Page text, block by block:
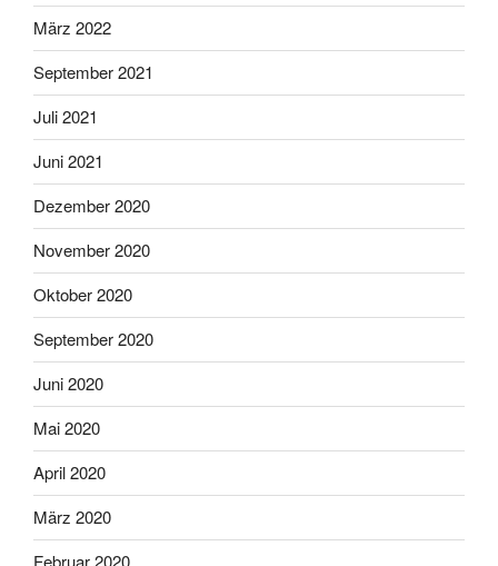
März 2022
September 2021
Juli 2021
Juni 2021
Dezember 2020
November 2020
Oktober 2020
September 2020
Juni 2020
Mai 2020
April 2020
März 2020
Februar 2020